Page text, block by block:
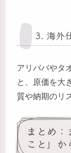
3. 海外
アリババやタ
と、原価を大
質や納期のリ
まとめ
こと」か